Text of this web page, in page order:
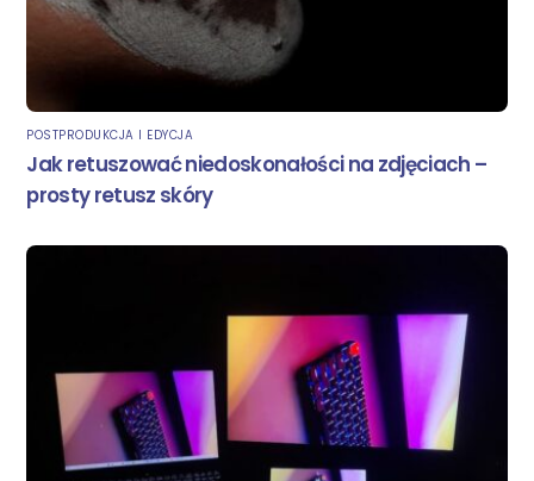
POSTPRODUKCJA I EDYCJA
Jak retuszować niedoskonałości na zdjęciach –
prosty retusz skóry